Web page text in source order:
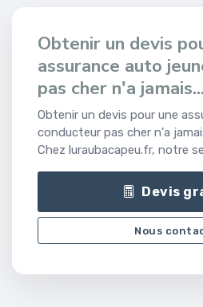
Obtenir un devis
assurance auto
pas cher n'a jamais...
Obtenir un devis pour une
conducteur pas cher n'a
Chez luraubacapeu.fr, notre
Devis
Nous